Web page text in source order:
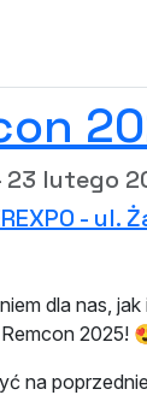
23 lutego
- ul.
dla nas,
2025!
na